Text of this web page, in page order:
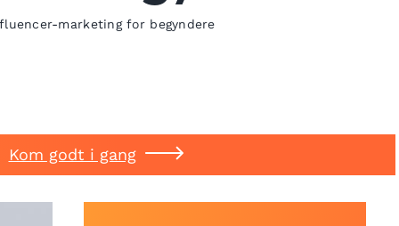
marketing for begyndere
Kom godt i gang